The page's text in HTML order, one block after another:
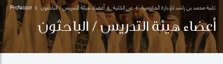
كلية محمد بن راشد للإدارة الحكومية عن الكلية أعضاء هيئة التدريس / الباحثون
Professor
Immanuel
Moonesar
أعضاء هيئة التدريس / الباحثون